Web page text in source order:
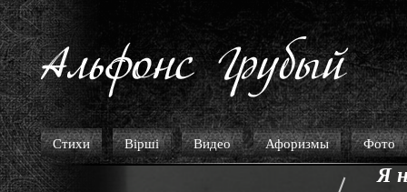
Стихи Вірші Видео Афоризмы Фото
Я